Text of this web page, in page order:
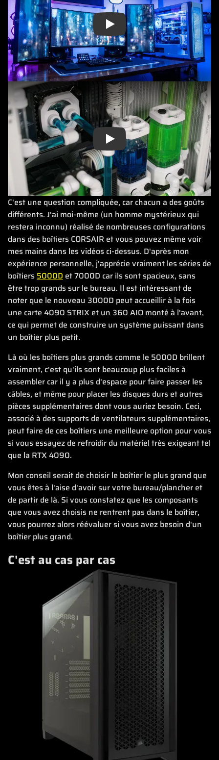
Play
Play
C'est une question compliquée, car chacun a des goûts
différents. J'ai moi-même (un homme mystérieux qui
restera inconnu) réalisé de nombreuses configurations
dans des boîtiers CORSAIR et vous pouvez même voir
mes mains dans les vidéos ci-dessus. D'après mon
expérience personnelle, j'apprécie vraiment les séries de
boîtiers5000D et 7000D car ils sont spacieux, sans
être trop grands sur le bureau. Il est intéressant de
noter que le nouveau 3000D peut accueillir à la fois
une carte 4090 STRIX et un 360 AIO monté à l'avant,
ce qui permet de construire un système puissant dans
un boîtier plus petit.
Là où les boîtiers plus grands comme le 5000D brillent
vraiment, c'est qu'ils sont beaucoup plus faciles à
assembler car il y a plus d'espace pour faire passer les
câbles, et même pour placer les disques durs et autres
pièces supplémentaires dont vous auriez besoin. Ceci,
associé à des supports de ventilateurs supplémentaires,
peut faire de ces boîtiers une meilleure option pour vous
si vous essayez de refroidir du matériel très exigeant tel
que la RTX 4090.
Mon conseil serait de choisir le boîtier le plus grand que
vous êtes à l'aise d'avoir sur votre bureau/plancher et
de partir de là. Si vous constatez que les composants
que vous avez choisis ne rentrent pas dans le boîtier,
vous pourrez alors réévaluer si vous avez besoin d'un
boîtier plus grand.
C'est au cas par cas